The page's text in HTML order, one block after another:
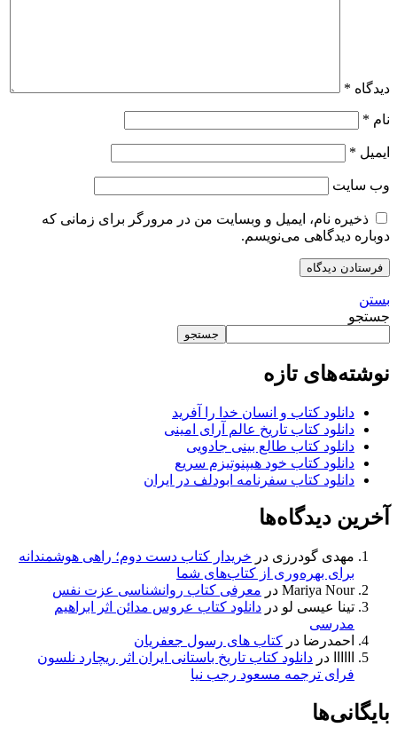
دیدگاه *
نام *
ایمیل *
وب‌ سایت
ذخیره نام، ایمیل و وبسایت من در مرورگر برای زمانی که
دوباره دیدگاهی می‌نویسم.
بستن
جستجو
جستجو
نوشته‌های تازه
دانلود کتاب و انسان خدا را آفرید
دانلود کتاب تاریخ عالم آرای امینی
دانلود کتاب طالع بینی جادویی
دانلود کتاب خود هیپنوتیزم سریع
دانلود کتاب سفرنامه ابودلف در ایران
آخرین دیدگاه‌ها
مهدی گودرزی در خریدار کتاب دست دوم؛ راهی هوشمندانه
برای بهره‌وری از کتاب‌های شما
Mariya Nour در معرفی کتاب روانشناسی عزت نفس
تینا عیسی لو در دانلود کتاب عروس مدائن اثر ابراهیم
مدرسی
احمدرضا در کتاب های رسول جعفریان
در دانلود کتاب تاریخ باستانی ایران اثر ریچارد نلسون
فرای ترجمه مسعود رجب نیا
بایگانی‌ها